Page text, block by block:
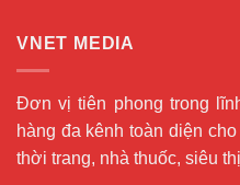
VNET MEDIA
Đơn vị tiên phong trong
hàng đa kênh toàn diện
thời trang, nhà thuốc, siêu